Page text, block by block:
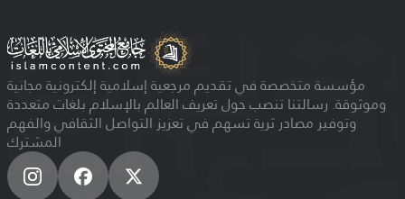
مؤسسة متخصصة في تقديم مرجعية إسلامية إلكترونية مجانية
وموثوقة. رسالتنا تنصب حول تعريف العالم بالإسلام بلغات متعددة
وتوفير مصادر ثرية تسهم في تعزيز التواصل الثقافي والفهم
المشترك